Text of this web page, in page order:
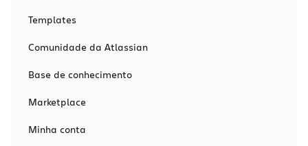
Templates
Comunidade da Atlassian
Base de conhecimento
Marketplace
Minha conta